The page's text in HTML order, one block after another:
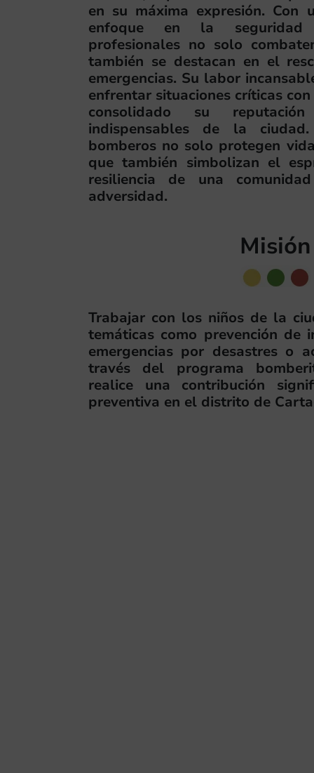
en su máxima expresión. Con
enfoque en la seguridad
profesionales no solo
también se destacan en el
emergencias. Su labor
enfrentar situaciones críticas
consolidado su
indispensables de la
bomberos no solo protegen
que también simbolizan el
resiliencia de una
adversidad.
Misión
Trabajar con los niños de la
temáticas como prevención de
emergencias por desastres o
través del programa
realice una contribución
preventiva en el distrito de